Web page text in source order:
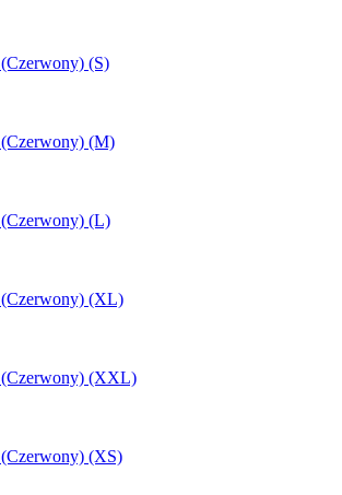
(Czerwony) (S)
(Czerwony) (M)
(Czerwony) (L)
(Czerwony) (XL)
(Czerwony) (XXL)
(Czerwony) (XS)